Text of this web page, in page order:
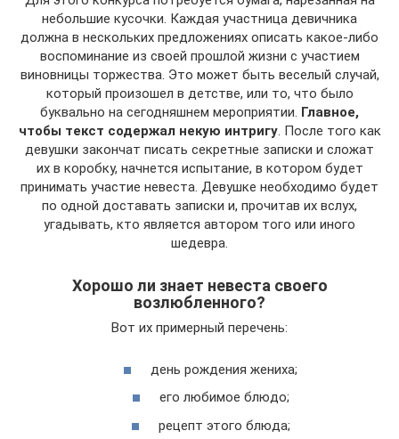
небольшие кусочки. Каждая участница девичника
должна в нескольких предложениях описать какое-либо
воспоминание из своей прошлой жизни с участием
виновницы торжества. Это может быть веселый случай,
который произошел в детстве, или то, что было
буквально на сегодняшнем мероприятии. Главное,
чтобы текст содержал некую интригу. После того как
девушки закончат писать секретные записки и сложат
их в коробку, начнется испытание, в котором будет
принимать участие невеста. Девушке необходимо будет
по одной доставать записки и, прочитав их вслух,
угадывать, кто является автором того или иного
шедевра.
Хорошо ли знает невеста своего
возлюбленного?
Вот их примерный перечень:
день рождения жениха;
его любимое блюдо;
рецепт этого блюда;